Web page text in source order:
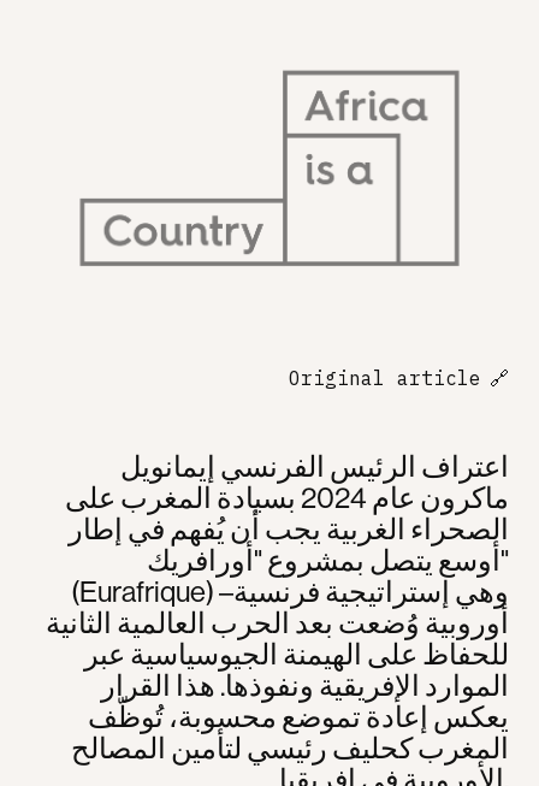
اعتراف الرئيس الفرنسي إيمانويل
ماكرون عام 2024 بسيادة المغرب على
الصحراء الغربية يجب أن يُفهم في إطار
أوسع يتصل بمشروع "أورافريك"
(Eurafrique) وهي إستراتيجية فرنسية–
أوروبية وُضعت بعد الحرب العالمية الثانية
للحفاظ على الهيمنة الجيوسياسية عبر
الموارد الإفريقية ونفوذها. هذا القرار
يعكس إعادة تموضع محسوبة، تُوظّف
المغرب كحليف رئيسي لتأمين المصالح
الأوروبية في إفريقيا.
Original article 🔗